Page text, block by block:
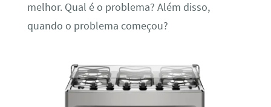
melhor. Qual é o problema? Além disso,
quando o problema começou?